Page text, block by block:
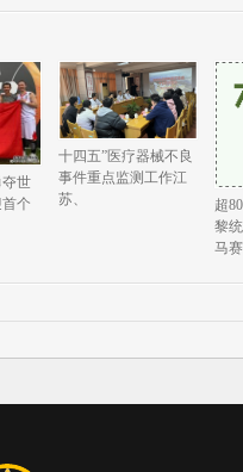
世
个
十四五”医疗器械不良
事件重点监测工作江
苏、
超
黎
马